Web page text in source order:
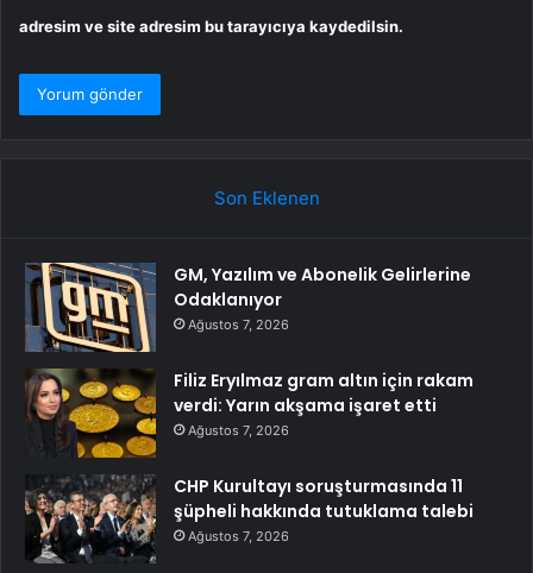
adresim ve site adresim bu tarayıcıya kaydedilsin.
Son Eklenen
GM, Yazılım ve Abonelik Gelirlerine
Odaklanıyor
Ağustos 7, 2026
Filiz Eryılmaz gram altın için rakam
verdi: Yarın akşama işaret etti
Ağustos 7, 2026
CHP Kurultayı soruşturmasında 11
şüpheli hakkında tutuklama talebi
Ağustos 7, 2026